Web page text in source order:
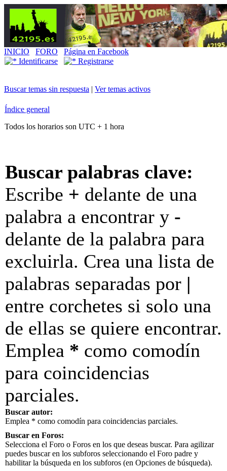
INICIO FORO
Página en Facebook
Identificarse
Registrarse
Buscar temas sin respuesta | Ver temas activos
Índice general
Todos los horarios son UTC + 1 hora
Buscar palabras clave:
Escribe + delante de una
palabra a encontrar y -
delante de la palabra para
excluirla. Crea una lista de
palabras separadas por |
entre corchetes si solo una
de ellas se quiere encontrar.
Emplea * como comodín
para coincidencias
parciales.
Buscar autor:
Emplea * como comodín para coincidencias parciales.
Buscar en Foros:
Selecciona el Foro o Foros en los que deseas buscar. Para agilizar
puedes buscar en los subforos seleccionando el Foro padre y
habilitar la búsqueda en los subforos (en Opciones de búsqueda).